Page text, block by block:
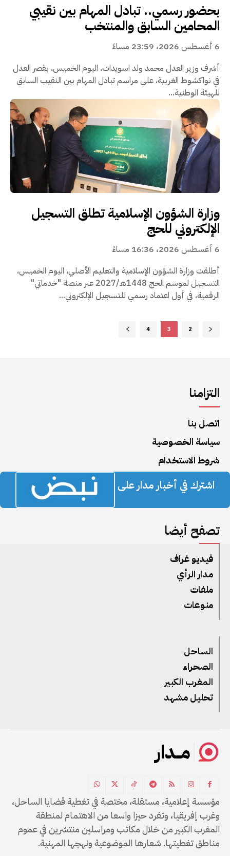
بحضور رسمي.. تبادل المهام بين نقيبي
المحامين السابق والمنتخب
6 أغسطس 2026، 23:59 مساءً
أشرف وزير العدل محمد ولد اسويدات، اليوم الخميس، بقصر العدل
في نواكشوط الغربية، على مراسم تبادل المهام بين النقيب السابق
للهيئة الوطنية...
وزارة الشؤون الإسلامية تطلق التسجيل
الإلكتروني للحج
6 أغسطس 2026، 16:36 مساءً
أطلقت وزارة الشؤون الإسلامية والتعليم الأصلي، اليوم الخميس،
التسجيل لموسم الحج 1448هـ/2027 عبر منصة "خدماتي"
الرقمية، في أول اعتماد رسمي للتسجيل الإلكتروني...
2
3
4
التزامنا
اتصل بنا
سياسة الخصوصية
شروط الاستخدام
اشترك في أخبار مدار على
تصفح أيضا
فيديو غراف
مدار الرأي
ملفات
منوعات
الساحل
الصحراء
المغرب الكبير
تحليل مشهد
مــدار
مؤسسة إعلامية، مستقلة، مختصة في تغطية قضايا الساحل،
وغرب إفريقيا، وتفرد حيزا واسعا من الاهتمام لمنطقة
المغرب الكبير من خلال مكاتب ومراسلين منتشرين في عموم
مناطق تغطيتها. شعارها الموضوعية ونهجها المهنية.